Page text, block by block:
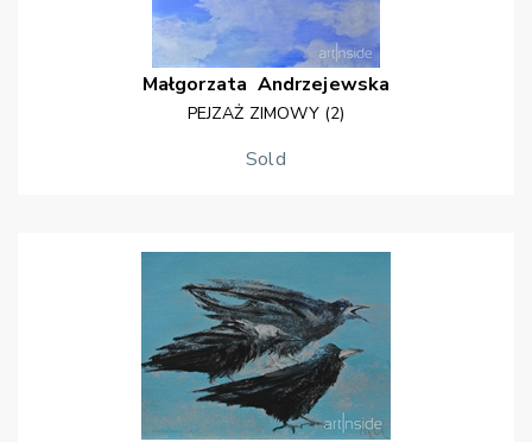
Małgorzata Andrzejewska
PEJZAŻ ZIMOWY (2)
Sold